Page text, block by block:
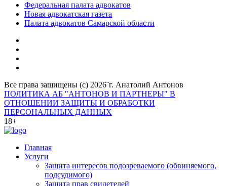
Федеральная палата адвокатов
Новая адвокатская газета
Палата адвокатов Самарской области
Все права защищены (с) 2026¨г. Анатолий Антонов
ПОЛИТИКА АБ "АНТОНОВ И ПАРТНЕРЫ" В
ОТНОШЕНИИ ЗАЩИТЫ И ОБРАБОТКИ
ПЕРСОНАЛЬНЫХ ДАННЫХ
18+
Главная
Услуги
Защита интересов подозреваемого (обвиняемого,
подсудимого)
Защита прав свидетелей